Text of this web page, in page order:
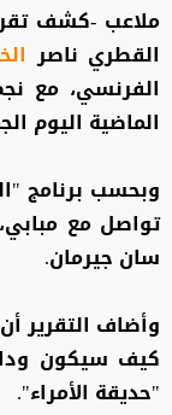
ملاعب -كشف
القطري ناصر
الفرنسي، مع
الماضية اليوم
وبحسب برنامج
تواصل مع
سان جيرمان.
وأضاف التقرير
كيف سيكون
"حديقة الأمراء".